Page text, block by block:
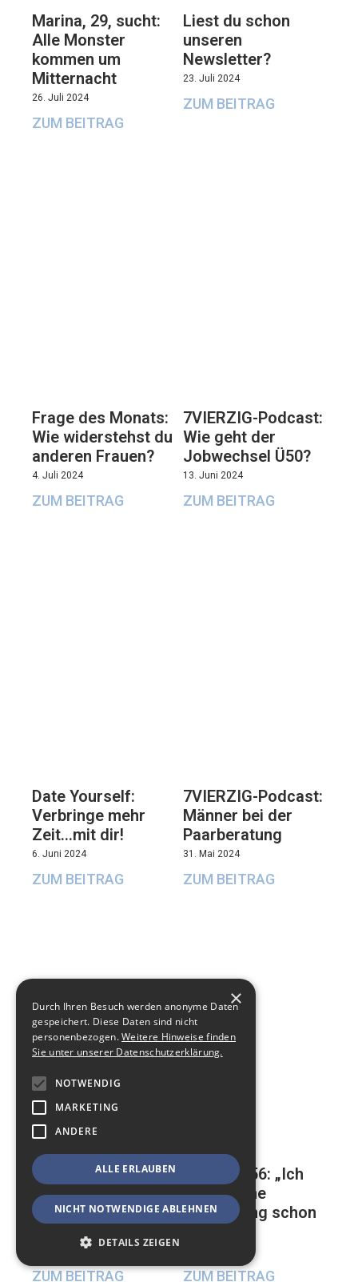
Marina, 29, sucht:
Alle Monster
kommen um
Mitternacht
26. Juli 2024
ZUM BEITRAG
Liest du schon
unseren
Newsletter?
23. Juli 2024
ZUM BEITRAG
Frage des Monats:
Wie widerstehst du
anderen Frauen?
4. Juli 2024
ZUM BEITRAG
7VIERZIG-Podcast:
Wie geht der
Jobwechsel Ü50?
13. Juni 2024
ZUM BEITRAG
Date Yourself:
Verbringe mehr
Zeit…mit dir!
6. Juni 2024
ZUM BEITRAG
7VIERZIG-Podcast:
Männer bei der
Paarberatung
31. Mai 2024
ZUM BEITRAG
Auf der ewigen
Suche nach einer
glücklichen
Beziehung
23. Mai 2024
ZUM BEITRAG
Mathias, 56: „Ich
habe meine
Beerdigung schon
ZUM BEITRAG
×
Durch Ihren Besuch werden anonyme Daten
gespeichert. Diese Daten sind nicht
personenbezogen.Weitere Hinweise finden
Sie unter unserer Datenschutzerklärung.
NOTWENDIG
MARKETING
ANDERE
ALLE ERLAUBEN
NICHT NOTWENDIGE ABLEHNEN
DETAILS ZEIGEN